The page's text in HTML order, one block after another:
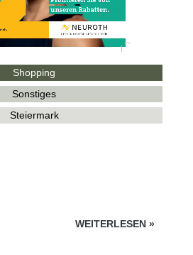
Shopping
Sonstiges
Steiermark
WEITERLESEN »